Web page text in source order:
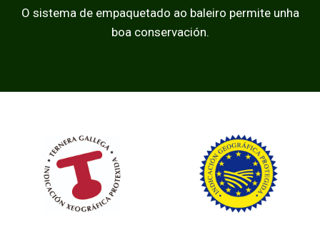
O sistema de empaquetado ao baleiro permite unha
boa conservación.